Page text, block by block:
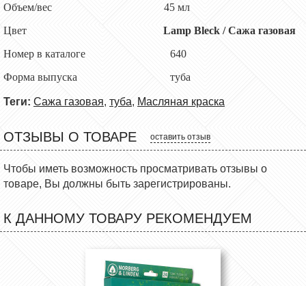
Объем/вес 45 мл
Цвет Lamp Bleck / Сажа газовая
Номер в каталоге 640
Форма выпуска
туба
Теги: Сажа газовая, туба, Масляная краска
ОТЗЫВЫ О ТОВАРЕ оставить отзыв
Чтобы иметь возможность просматривать отзывы о
товаре, Вы должны быть зарегистрированы.
К ДАННОМУ ТОВАРУ РЕКОМЕНДУЕМ